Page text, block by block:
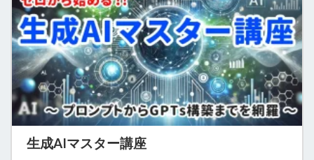
生成AIマスター講座